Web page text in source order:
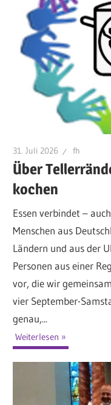
31. Juli 2026 fh
Über
kochen
Essen verbindet –
Menschen aus
Ländern und aus der
Personen aus einer
vor, die wir
vier September-
genau,...
Weiterlesen